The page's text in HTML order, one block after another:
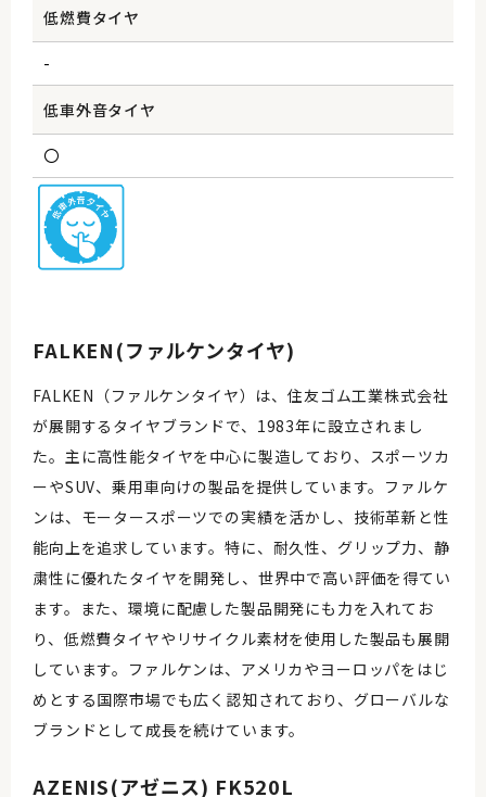
低燃費タイヤ
-
低車外音タイヤ
〇
FALKEN(ファルケンタイヤ)
FALKEN（ファルケンタイヤ）は、住友ゴム工業株式会社
が展開するタイヤブランドで、1983年に設立されまし
た。主に高性能タイヤを中心に製造しており、スポーツカ
ーやSUV、乗用車向けの製品を提供しています。ファルケ
ンは、モータースポーツでの実績を活かし、技術革新と性
能向上を追求しています。特に、耐久性、グリップ力、静
粛性に優れたタイヤを開発し、世界中で高い評価を得てい
ます。また、環境に配慮した製品開発にも力を入れてお
り、低燃費タイヤやリサイクル素材を使用した製品も展開
しています。ファルケンは、アメリカやヨーロッパをはじ
めとする国際市場でも広く認知されており、グローバルな
ブランドとして成長を続けています。
AZENIS(アゼニス) FK520L